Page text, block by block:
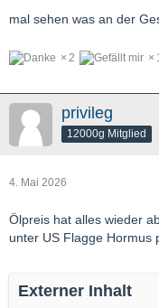
mal sehen was an der
2
privileg
12000g Mitglied
4. Mai 2026
Ölpreis hat alles wieder
unter US Flagge Hormus
Externer Inhalt